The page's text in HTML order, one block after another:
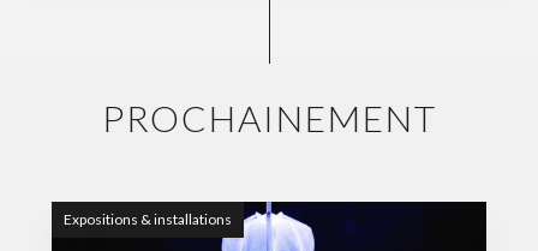
PROCHAINEMENT
Expositions & installations